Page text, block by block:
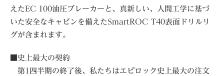
えたEC 100油圧ブレーカーと、真新しい、人間工学に基づ
いた安全なキャビンを備えたSmartROC T40表面ドリルリ
グが含まれます。
■史上最大の契約
第1四半期の終了後、私たちはエピロック史上最大の注文